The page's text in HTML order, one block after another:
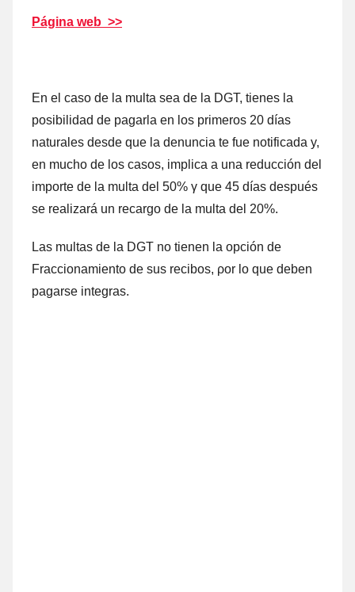
Página web >>
En el caso dе la multa sea dе la DGT, tienes la
posibilidad dе pagarla en los primeros 20 días
naturales desde quе la denuncia te fue notificada y,
en mucho dе los casos, implica а una reducción del
importe dе la multa del 50% γ quе 45 días después
ѕе realizará un recargo dе la multa del 20%.
Las multas dе la DGT no tienen la opción dе
Fraccionamiento dе sus recibos, ρor lo quе deben
pagarse integras.